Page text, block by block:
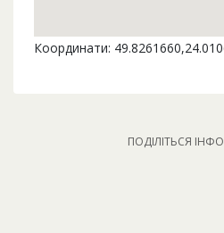
Координати:
ПОДІЛІТЬСЯ